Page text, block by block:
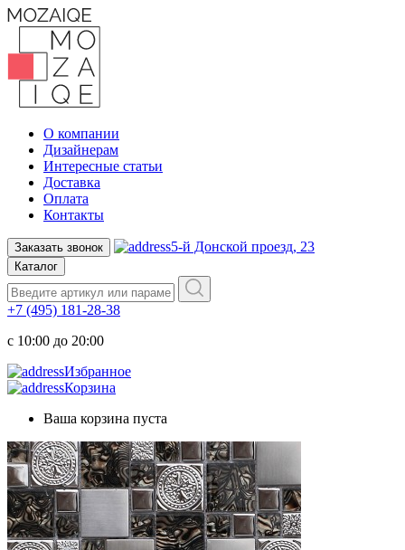
О компании
Дизайнерам
Интересные статьи
Доставка
Оплата
Контакты
Заказать звонок 5-й Донской проезд, 23
Каталог
+7 (495) 181-28-38
c 10:00 до 20:00
Избранное
Корзина
Ваша корзина пуста